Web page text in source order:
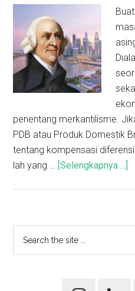
penentang merkantilisme.
PDB atau Produk Domestik
tentang kompensasi
lah yang … [Selengkapnya ...]